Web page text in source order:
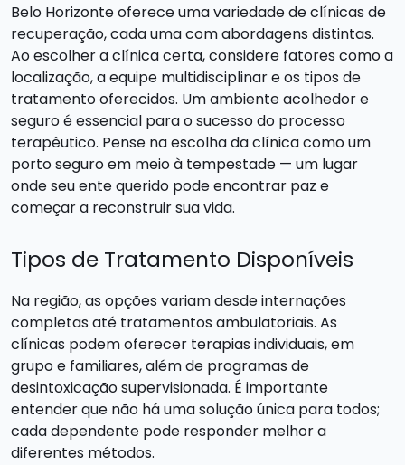
Belo Horizonte oferece uma variedade de clínicas de
recuperação, cada uma com abordagens distintas.
Ao escolher a clínica certa, considere fatores como a
localização, a equipe multidisciplinar e os tipos de
tratamento oferecidos. Um ambiente acolhedor e
seguro é essencial para o sucesso do processo
terapêutico. Pense na escolha da clínica como um
porto seguro em meio à tempestade — um lugar
onde seu ente querido pode encontrar paz e
começar a reconstruir sua vida.
Tipos de Tratamento Disponíveis
Na região, as opções variam desde internações
completas até tratamentos ambulatoriais. As
clínicas podem oferecer terapias individuais, em
grupo e familiares, além de programas de
desintoxicação supervisionada. É importante
entender que não há uma solução única para todos;
cada dependente pode responder melhor a
diferentes métodos.